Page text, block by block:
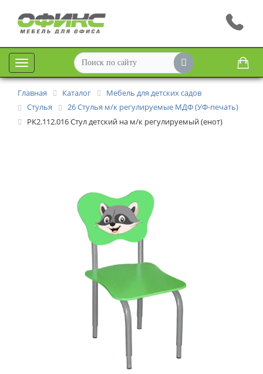
Меню
Главная Каталог
Мебель для детских садов
Стулья
26 Стулья м/к регулируемые МДФ (УФ-печать)
РК2.112.016 Стул детский на м/к регулируемый (енот)